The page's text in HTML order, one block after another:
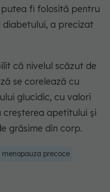
fi folosită pentru
a precizat
că nivelul scăzut de
se corelează cu
glucidic, cu valori
creșterea apetitului și
grăsime din corp.
menopauza precoce